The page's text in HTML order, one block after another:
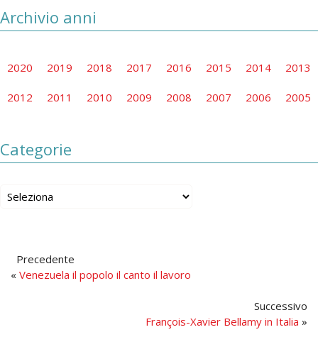
Archivio anni
2020 2019 2018 2017 2016 2015 2014 2013
2012 2011 2010 2009 2008 2007 2006 2005
Categorie
Precedente
« Venezuela il popolo il canto il lavoro
Successivo
François-Xavier Bellamy in Italia »